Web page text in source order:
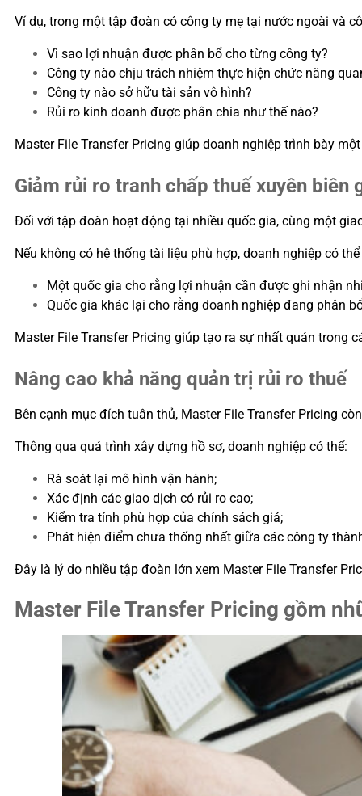
Ví dụ, trong một tập đoàn có công ty mẹ tại nước ngoài và
Vì sao lợi nhuận được phân bổ cho từng công ty?
Công ty nào chịu trách nhiệm thực hiện chức năng
Công ty nào sở hữu tài sản vô hình?
Rủi ro kinh doanh được phân chia như thế nào?
Master File Transfer Pricing giúp doanh nghiệp trình bày
Giảm rủi ro tranh chấp thuế xuyên biên
Đối với tập đoàn hoạt động tại nhiều quốc gia, cùng một
Nếu không có hệ thống tài liệu phù hợp, doanh nghiệp có
Một quốc gia cho rằng lợi nhuận cần được ghi nhận
Quốc gia khác lại cho rằng doanh nghiệp đang phân
Master File Transfer Pricing giúp tạo ra sự nhất quán trong
Nâng cao khả năng quản trị rủi ro thuế
Bên cạnh mục đích tuân thủ, Master File Transfer Pricing
Thông qua quá trình xây dựng hồ sơ, doanh nghiệp có thể:
Rà soát lại mô hình vận hành;
Xác định các giao dịch có rủi ro cao;
Kiểm tra tính phù hợp của chính sách giá;
Phát hiện điểm chưa thống nhất giữa các công ty
Đây là lý do nhiều tập đoàn lớn xem Master File Transfer
Master File Transfer Pricing gồm